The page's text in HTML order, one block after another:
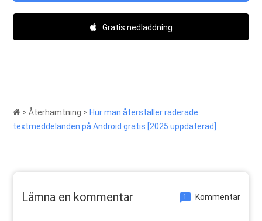
Gratis nedladdning
>Återhämtning > Hur man återställer raderade
textmeddelanden på Android gratis [2025 uppdaterad]
Lämna en kommentar 1 Kommentar